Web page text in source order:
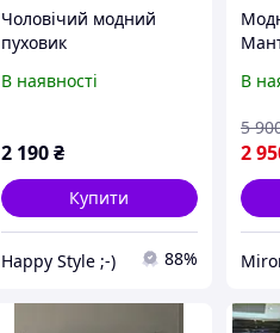
Чоловічий модний
пуховик
В наявності
2 190 ₴
Купити
Happy Style ;-) 88%
В
2
5